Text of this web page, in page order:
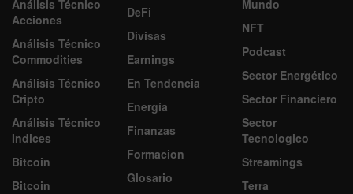
Análisis Técnico
Acciones
Análisis Técnico
Commodities
Análisis Técnico
Cripto
Análisis Técnico
Indices
Bitcoin
Bitcoin
DeFi
Divisas
Earnings
En Tendencia
Energía
Finanzas
Formacion
Glosario
Mundo
NFT
Podcast
Sector Energético
Sector Financiero
Sector
Tecnologico
Streamings
Terra